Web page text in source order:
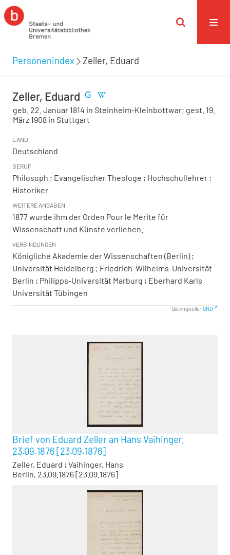
Personenindex Zeller, Eduard
Zeller, Eduard
geb. 22. Januar 1814 in Steinheim-Kleinbottwar; gest. 19.
März 1908 in Stuttgart
LAND
Deutschland
BERUF
Philosoph ; Evangelischer Theologe ; Hochschullehrer ;
Historiker
WEITERE ANGABEN
1877 wurde ihm der Orden Pour le Mérite für
Wissenschaft und Künste verliehen.
VERBINDUNGEN
Königliche Akademie der Wissenschaften (Berlin) ;
Universität Heidelberg ; Friedrich-Wilhelms-Universität
Berlin ; Philipps-Universität Marburg ; Eberhard Karls
Universität Tübingen
Datenquelle: GND
Brief von Eduard Zeller an Hans Vaihinger,
23.09.1876 [23.09.1876]
Zeller, Eduard ; Vaihinger, Hans
Berlin, 23.09.1876 [23.09.1876]